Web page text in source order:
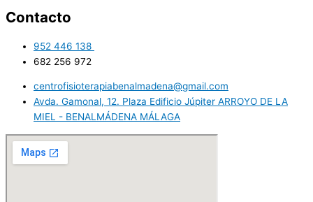
Contacto
952 446 138​ ​
682 256 972 ​
centrofisioterapiabenalmadena@gmail.com
Avda. Gamonal, 12. Plaza Edificio Júpiter ARROYO DE LA
MIEL - BENALMÁDENA MÁLAGA